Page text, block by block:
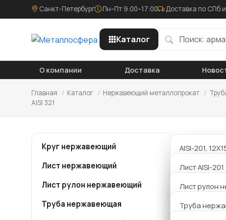
Санкт-Петербург Пн–Пт 9:00–17:00 Доставка по СПб
Каталог
О компании Доставка
Главная / Каталог / Нержавеющий металлопрокат /
AISI 321
Круг нержавеющий
AISI-201,
AISI-321,
Лист нержавеющий
Лист AISI-201
Лист AISI
Лист AISI
Лист рулон нержавеющий Лист рулон
Труба нержавеющая
Труба
Компания
16х2,0 мм